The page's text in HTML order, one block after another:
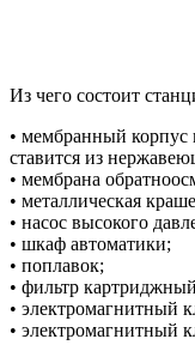
Из чего состоит
• мембранный корпус
ставится из
• мембрана
• металлическая
• насос высокого
• шкаф автоматики;
• поплавок;
• фильтр
• электромагнитный
• электромагнитный